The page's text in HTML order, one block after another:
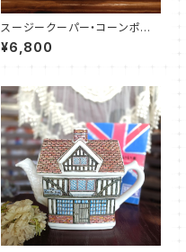
スージークーパー・コーンポピ
ー・カップ＆ソーサー（SCCP01
08）
¥6,800